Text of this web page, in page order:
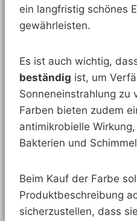
ein langfristig schönes
gewährleisten.
Es ist auch wichtig,
beständig ist, um
Sonneneinstrahlung zu
Farben bieten zudem
antimikrobielle
Bakterien und
Beim Kauf der Farbe
Produktbeschreibung
sicherzustellen, dass